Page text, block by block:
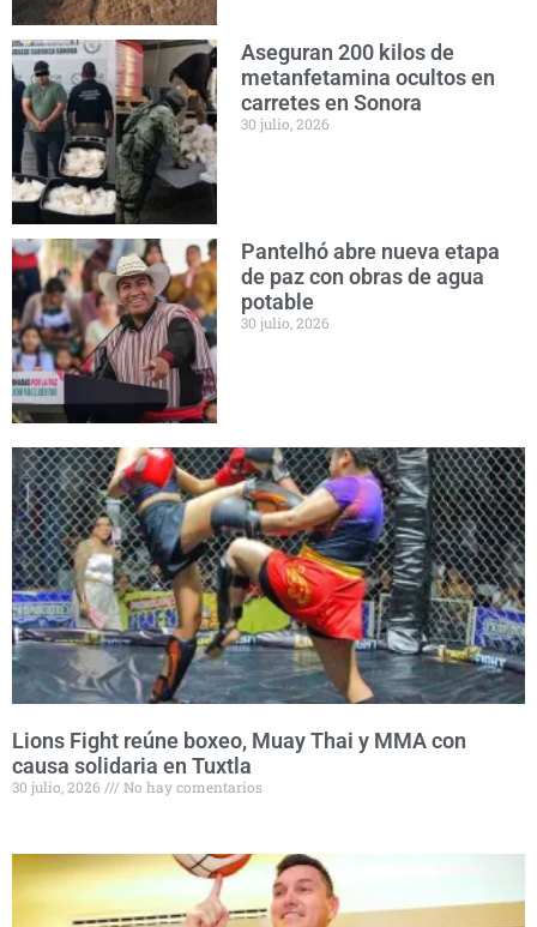
Aseguran 200 kilos de
metanfetamina ocultos en
carretes en Sonora
30 julio, 2026
Pantelhó abre nueva etapa
de paz con obras de agua
potable
30 julio, 2026
Lions Fight reúne boxeo, Muay Thai y MMA con
causa solidaria en Tuxtla
30 julio, 2026 No hay comentarios